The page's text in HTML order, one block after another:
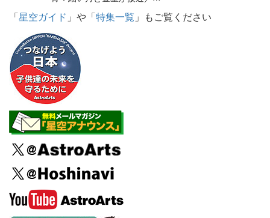
「星空ガイド 」や「特集一覧 」もご覧ください